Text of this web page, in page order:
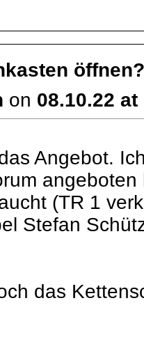
öffnen?
on 08.10.22 at
Angebot.
(TR 1
Stefan
das